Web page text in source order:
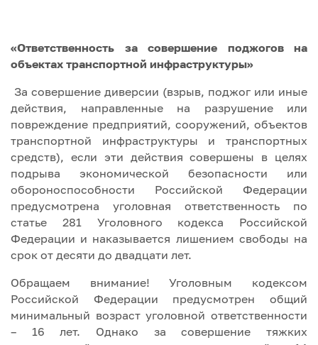
«Ответственность за совершение поджогов на
объектах транспортной инфраструктуры»
За совершение диверсии (взрыв, поджог или иные
действия, направленные на разрушение или
повреждение предприятий, сооружений, объектов
транспортной инфраструктуры и транспортных
средств), если эти действия совершены в целях
подрыва экономической безопасности или
обороноспособности Российской Федерации
предусмотрена уголовная ответственность по
статье 281 Уголовного кодекса Российской
Федерации и наказывается лишением свободы на
срок от десяти до двадцати лет.
Обращаем внимание! Уголовным кодексом
Российской Федерации предусмотрен общий
минимальный возраст уголовной ответственности
– 16 лет. Однако за совершение тяжких